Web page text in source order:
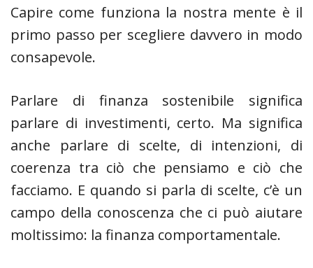
Capire come funziona la nostra mente è il
primo passo per scegliere davvero in modo
consapevole.
Parlare di finanza sostenibile significa
parlare di investimenti, certo. Ma significa
anche parlare di scelte, di intenzioni, di
coerenza tra ciò che pensiamo e ciò che
facciamo. E quando si parla di scelte, c’è un
campo della conoscenza che ci può aiutare
moltissimo: la finanza comportamentale.